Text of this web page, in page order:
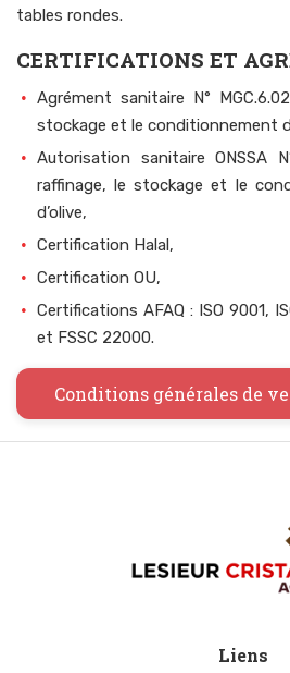
tables rondes.
CERTIFICATIONS ET
Agrément sanitaire N°
stockage et le conditionnement
Autorisation sanitaire ONSSA
raffinage, le stockage et le
d’olive,
Certification Halal,
Certification OU,
Certifications AFAQ : ISO 9001,
et FSSC 22000.
Conditions générales de
Liens